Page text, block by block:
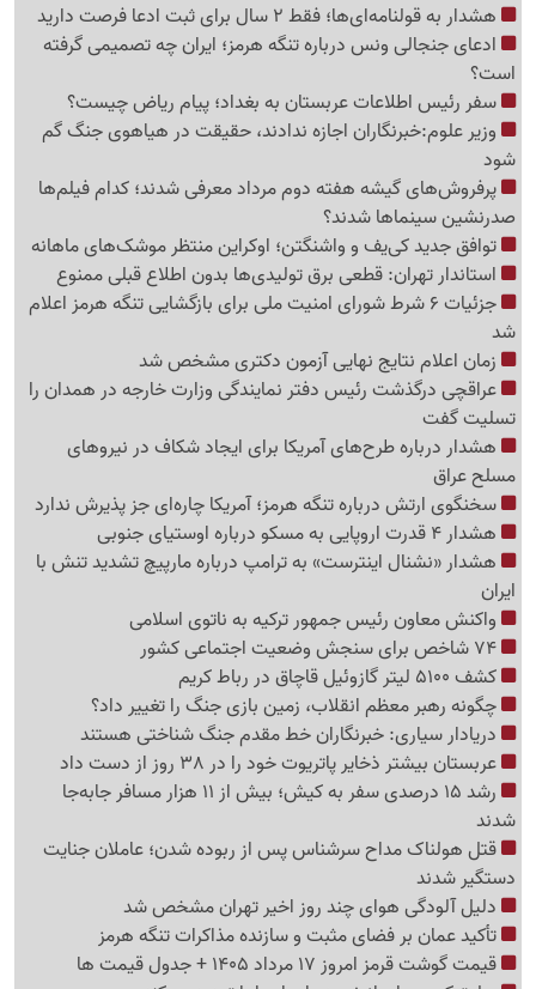
هشدار به قولنامه‌ای‌ها؛ فقط 2 سال برای ثبت ادعا فرصت دارید
ادعای جنجالی ونس درباره تنگه هرمز؛ ایران چه تصمیمی گرفته
است؟
سفر رئیس اطلاعات عربستان به بغداد؛ پیام ریاض چیست؟
وزیر علوم:خبرنگاران اجازه ندادند، حقیقت در هیاهوی جنگ گم
شود
پرفروش‌های گیشه هفته دوم مرداد معرفی شدند؛ کدام فیلم‌ها
صدرنشین سینماها شدند؟
توافق جدید کی‌یف و واشنگتن؛ اوکراین منتظر موشک‌های ماهانه
استاندار تهران: قطعی برق تولیدی‌ها بدون اطلاع قبلی ممنوع
جزئیات 6 شرط شورای امنیت ملی برای بازگشایی تنگه هرمز اعلام
شد
زمان اعلام نتایج نهایی آزمون دکتری مشخص شد
عراقچی درگذشت رئیس دفتر نمایندگی وزارت خارجه در همدان را
تسلیت گفت
هشدار درباره طرح‌های آمریکا برای ایجاد شکاف در نیروهای
مسلح عراق
سخنگوی ارتش درباره تنگه هرمز؛ آمریکا چاره‌ای جز پذیرش ندارد
هشدار 4 قدرت اروپایی به مسکو درباره اوستیای جنوبی
هشدار «نشنال اینترست» به ترامپ درباره مارپیچ تشدید تنش با
ایران
واکنش معاون رئیس جمهور ترکیه به ناتوی اسلامی
کشف 5100 لیتر گازوئیل قاچاق در رباط کریم
چگونه رهبر معظم انقلاب، زمین بازی جنگ را تغییر داد؟
دریادار سیاری: خبرنگاران خط مقدم جنگ شناختی هستند
عربستان بیشتر ذخایر پاتریوت خود را در 38 روز از دست داد
رشد 15 درصدی سفر به کیش؛ بیش از 11 هزار مسافر جابه‌جا
شدند
قتل هولناک مداح سرشناس پس از ربوده شدن؛ عاملان جنایت
دستگیر شدند
دلیل آلودگی هوای چند روز اخیر تهران مشخص شد
تأکید عمان بر فضای مثبت و سازنده مذاکرات تنگه هرمز
قیمت گوشت قرمز امروز 17 مرداد 1405 + جدول قیمت ها